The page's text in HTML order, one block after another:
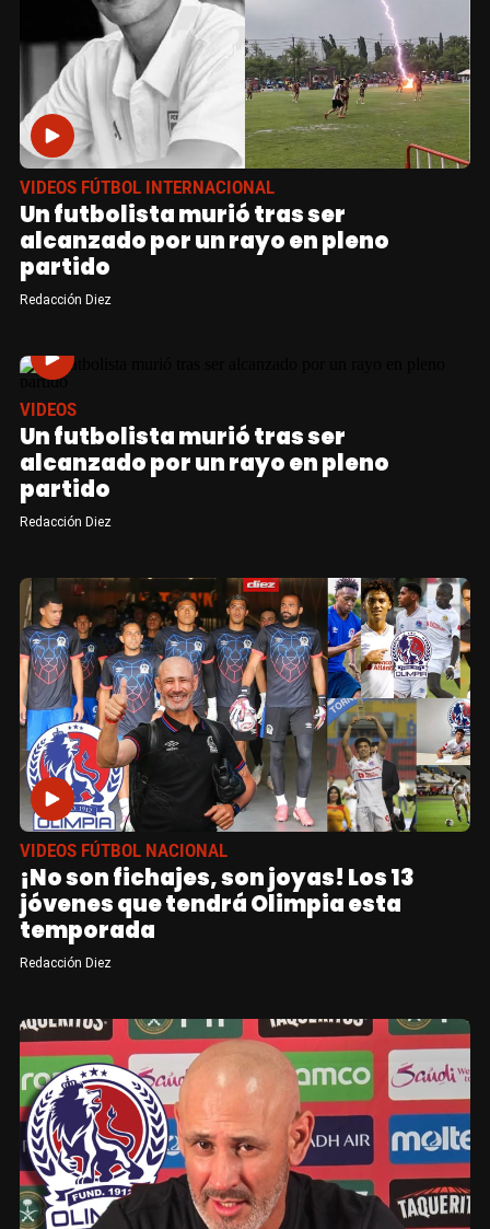
VIDEOS FÚTBOL INTERNACIONAL
Un futbolista murió tras ser
alcanzado por un rayo en pleno
partido
Redacción Diez
VIDEOS
Un futbolista murió tras ser
alcanzado por un rayo en pleno
partido
Redacción Diez
VIDEOS FÚTBOL NACIONAL
¡No son fichajes, son joyas! Los 13
jóvenes que tendrá Olimpia esta
temporada
Redacción Diez